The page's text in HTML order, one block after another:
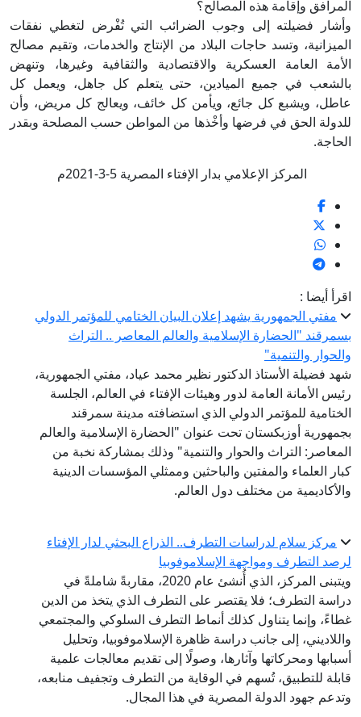
المرافق وإقامة هذه المصالح؟
وأشار فضيلته إلى وجوب الضرائب التي تُفْرض لتغطي نفقات
الميزانية، وتسد حاجات البلاد من الإنتاج والخدمات، وتقيم مصالح
الأمة العامة العسكرية والاقتصادية والثقافية وغيرها، وتنهض
بالشعب في جميع الميادين، حتى يتعلم كل جاهل، ويعمل كل
عاطل، ويشبع كل جائع، ويأمن كل خائف، ويعالج كل مريض، وأن
للدولة الحق في فرضها وأخْذها من المواطن حسب المصلحة وبقدر
الحاجة.
المركز الإعلامي بدار الإفتاء المصرية 5-3-2021م
اقرأ أيضا :
مفتي الجمهورية يشهد إعلان البيان الختامي للمؤتمر الدولي
بسمرقند "الحضارة الإسلامية والعالم المعاصر .. التراث
والحوار والتنمية"
شهد فضيلة الأستاذ الدكتور نظير محمد عياد، مفتي الجمهورية،
رئيس الأمانة العامة لدور وهيئات الإفتاء في العالم، الجلسة
الختامية للمؤتمر الدولي الذي استضافته مدينة سمرقند
بجمهورية أوزبكستان تحت عنوان "الحضارة الإسلامية والعالم
المعاصر: التراث والحوار والتنمية" وذلك بمشاركة نخبة من
كبار العلماء والمفتين والباحثين وممثلي المؤسسات الدينية
والأكاديمية من مختلف دول العالم.
مركز سلام لدراسات التطرف.. الذراع البحثي لدار الإفتاء
لرصد التطرف ومواجهة الإسلاموفوبيا
ويتبنى المركز، الذي أُنشئ عام 2020، مقاربةً شاملةً في
دراسة التطرف؛ فلا يقتصر على التطرف الذي يتخذ من الدين
غطاءً، وإنما يتناول كذلك أنماط التطرف السلوكي والمجتمعي
واللاديني، إلى جانب دراسة ظاهرة الإسلاموفوبيا، وتحليل
أسبابها ومحركاتها وآثارها، وصولًا إلى تقديم معالجات علمية
قابلة للتطبيق، تُسهم في الوقاية من التطرف وتجفيف منابعه،
وتدعم جهود الدولة المصرية في هذا المجال.